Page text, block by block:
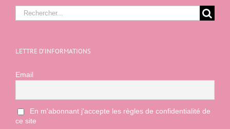
Rechercher:
LETTRE D’INFORMATIONS
Email
En m'abonnant j'accepte les règles de confidentialité de
ce site